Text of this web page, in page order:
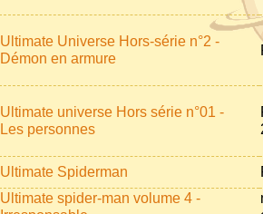
Ultimate Universe Hors-série n°2 -
Démon en armure
Ultimate universe Hors série n°01 -
Les personnes
Ultimate Spiderman
Ultimate spider-man volume 4 -